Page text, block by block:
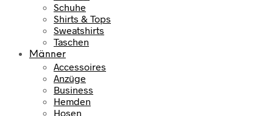
Schuhe
Shirts & Tops
Sweatshirts
Taschen
Männer
Accessoires
Anzüge
Business
Hemden
Hosen